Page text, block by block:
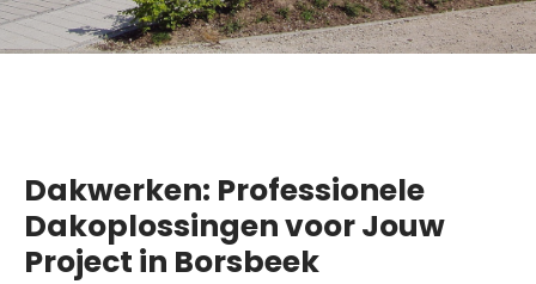
Dakwerken: Professionele
Dakoplossingen voor Jouw
Project in Borsbeek